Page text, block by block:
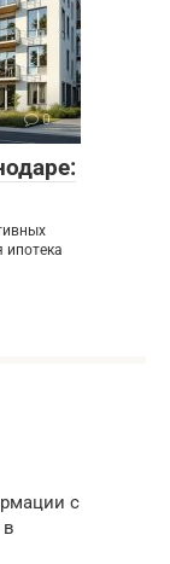
0
ипотека
с
в